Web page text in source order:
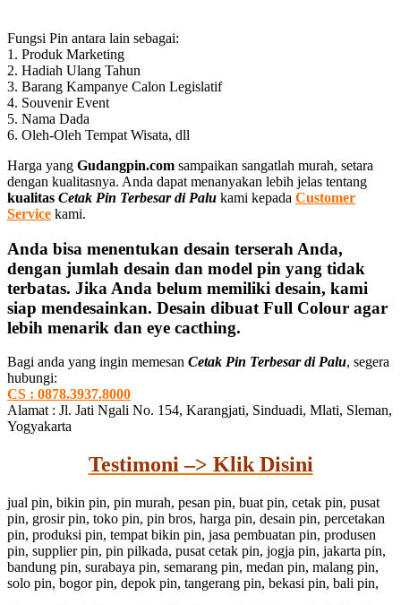
Fungsi Pin antara lain sebagai:
1. Produk Marketing
2. Hadiah Ulang Tahun
3. Barang Kampanye Calon Legislatif
4. Souvenir Event
5. Nama Dada
6. Oleh-Oleh Tempat Wisata, dll
Harga yang Gudangpin.com sampaikan sangatlah murah, setara
dengan kualitasnya. Anda dapat menanyakan lebih jelas tentang
kualitas Cetak Pin Terbesar di Palu kami kepada Customer
Service kami.
Anda bisa menentukan desain terserah Anda,
dengan jumlah desain dan model pin yang tidak
terbatas. Jika Anda belum memiliki desain, kami
siap mendesainkan. Desain dibuat Full Colour agar
lebih menarik dan eye cacthing.
Bagi anda yang ingin memesan Cetak Pin Terbesar di Palu, segera
hubungi:
CS : 0878.3937.8000
Alamat : Jl. Jati Ngali No. 154, Karangjati, Sinduadi, Mlati, Sleman,
Yogyakarta
Testimoni –> Klik Disini
jual pin, bikin pin, pin murah, pesan pin, buat pin, cetak pin, pusat
pin, grosir pin, toko pin, pin bros, harga pin, desain pin, percetakan
pin, produksi pin, tempat bikin pin, jasa pembuatan pin, produsen
pin, supplier pin, pin pilkada, pusat cetak pin, jogja pin, jakarta pin,
bandung pin, surabaya pin, semarang pin, medan pin, malang pin,
solo pin, bogor pin, depok pin, tangerang pin, bekasi pin, bali pin,